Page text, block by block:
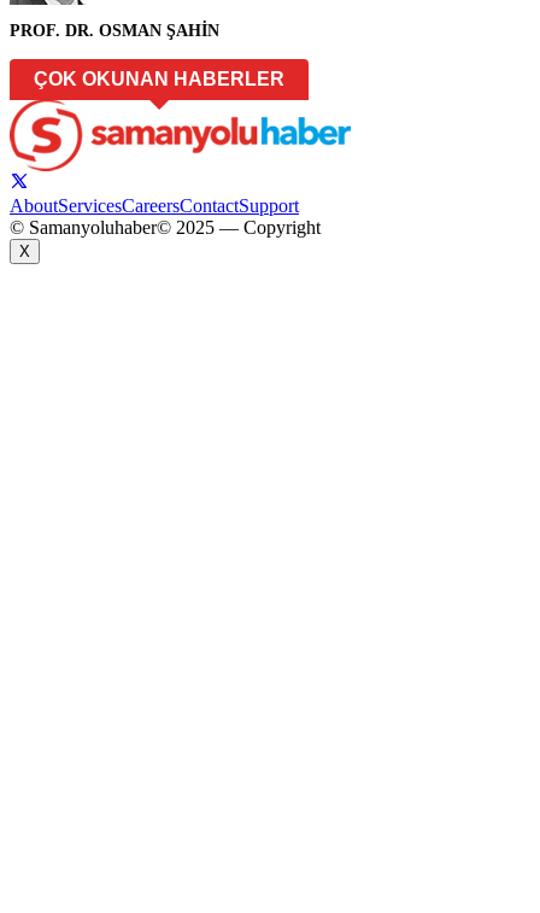
PROF. DR. OSMAN ŞAHİN
ÇOK OKUNAN HABERLER
AboutServicesCareersContactSupport
© Samanyoluhaber© 2025 — Copyright
X